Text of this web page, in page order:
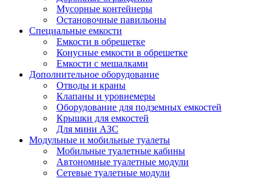
Мусорные контейнеры
Остановочные павильоны
Специальные емкости
Емкости в обрешетке
Конусные емкости в обрешетке
Емкости с мешалками
Дополнительное оборудование
Отводы и краны
Клапаны и уровнемеры
Оборудование для подземных емкостей
Крышки для емкостей
Для мини АЗС
Модульные и мобильные туалеты
Мобильные туалетные кабины
Автономные туалетные модули
Сетевые туалетные модули